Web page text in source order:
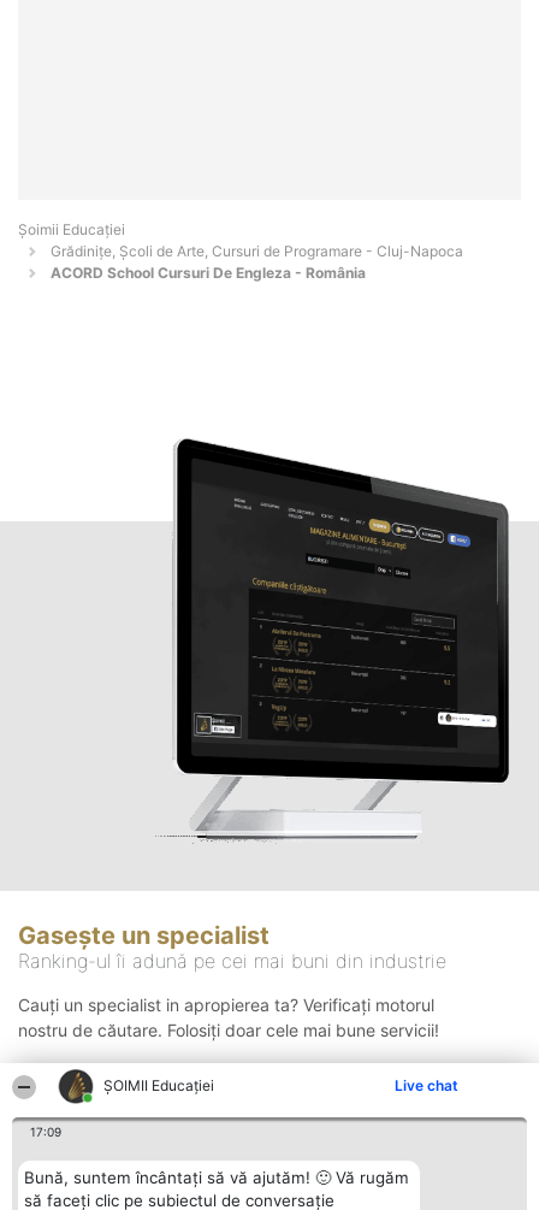
ȘOIMII Educației Live chat
17:09
Bună, suntem încântați să vă ajutăm! 🙂 Vă rugăm
să faceți clic pe subiectul de conversație
Șoimii Educației
Grădinițe, Școli de Arte, Cursuri de Programare - Cluj-Napoca
ACORD School Cursuri De Engleza - România
Gasește un specialist
Ranking-ul îi adună pe cei mai buni din industrie
Cauți un specialist in apropierea ta? Verificați motorul
nostru de căutare. Folosiți doar cele mai bune servicii!